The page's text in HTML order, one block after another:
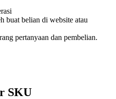
buat belian di website atau
pertanyaan dan pembelian.
SKU